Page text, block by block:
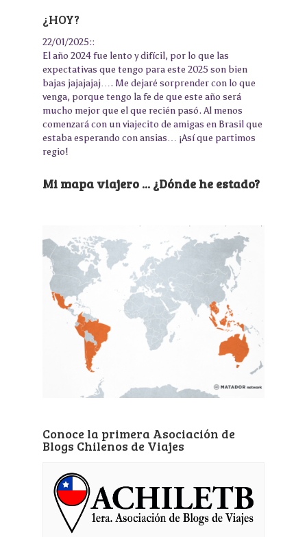
¿HOY?
22/01/2025::
El año 2024 fue lento y difícil, por lo que las
expectativas que tengo para este 2025 son bien
bajas jajajajaj…. Me dejaré sorprender con lo que
venga, porque tengo la fe de que este año será
mucho mejor que el que recién pasó. Al menos
comenzará con un viajecito de amigas en Brasil que
estaba esperando con ansias… ¡Así que partimos
regio!
Mi mapa viajero ... ¿Dónde he estado?
Conoce la primera Asociación de
Blogs Chilenos de Viajes